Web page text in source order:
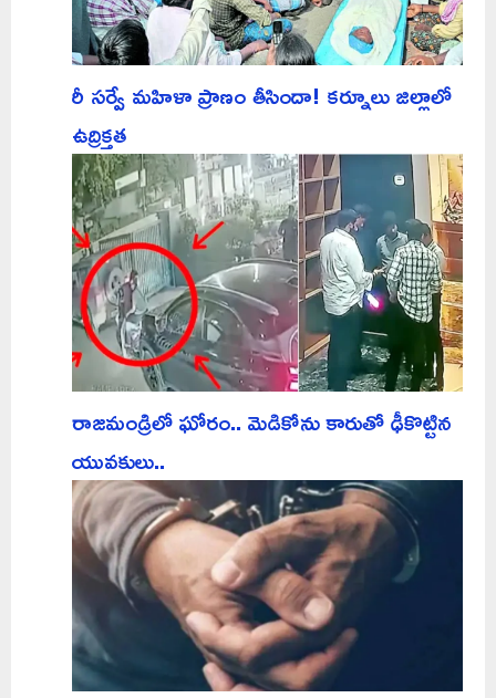
రీ సర్వే మహిళా ప్రాణం తీసిందా! కర్నూలు జిల్లాలో
ఉద్రిక్తత
రాజమండ్రిలో ఘోరం.. మెడికోను కారుతో ఢీకొట్టిన
యువకులు..